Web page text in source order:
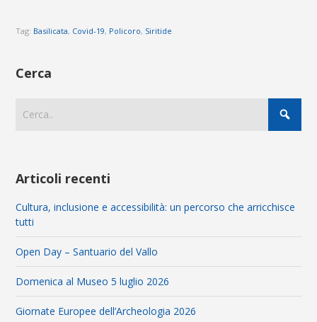
Tag: Basilicata, Covid-19, Policoro, Siritide
Cerca
Articoli recenti
Cultura, inclusione e accessibilità: un percorso che arricchisce
tutti
Open Day – Santuario del Vallo
Domenica al Museo 5 luglio 2026
Giornate Europee dell’Archeologia 2026